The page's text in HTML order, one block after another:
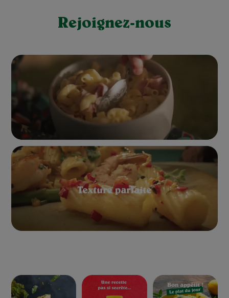
Rejoignez-nous